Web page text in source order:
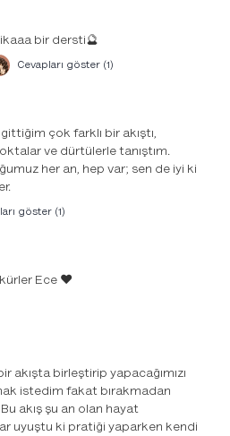
bir dersti🔮
Cevapları göster (1)
çok farklı bir akıştı,
ve dürtülerle tanıştım.
her an, hep var; sen de iyi ki
göster (1)
Ece ♥️
akışta birleştirip yapacağımızı
istedim fakat bırakmadan
akış şu an olan hayat
uyuştu ki pratiği yaparken kendi